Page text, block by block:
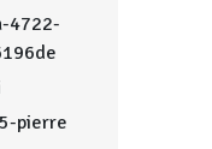
4722-
pierre